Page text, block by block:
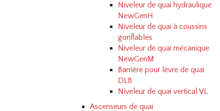
Niveleur de quai hydraulique
NewGenH
Niveleur de quai à coussins
gonflables
Niveleur de quai mécanique
NewGenM
Barrière pour lèvre de quai
DLB
Niveleur de quai vertical VL
Ascenseurs de quai